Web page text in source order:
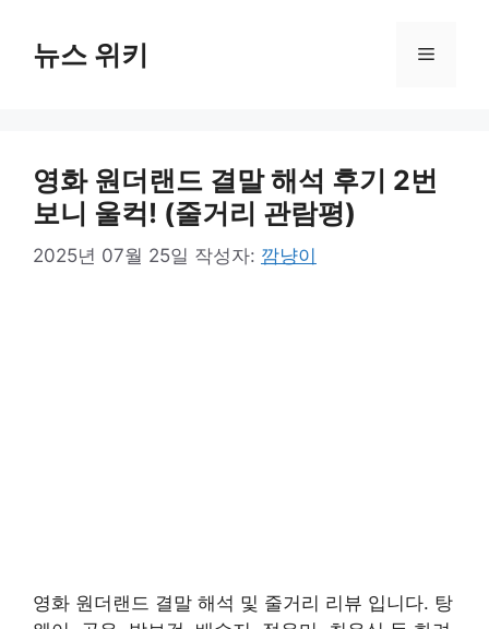
뉴스 위키 메
영화 원더랜드 결말 해석 후기 2번
보니 울컥! (줄거리 관람평)
2025년 07월 25일 작성자: 깜냥이
영화 원더랜드 결말 해석 및 줄거리 리뷰 입니다. 탕